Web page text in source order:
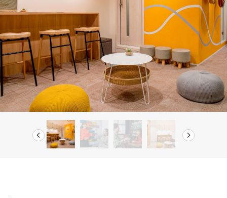
声楽・ミュージカルコース
ボイストレーナー養成コース
動画サイト/SNSアップコース
大人（40代以上）のボーカルコース
趣味で歌を楽しむコース
カラオケ上達コース
池袋校
渋谷校
渋谷宮益坂校
赤羽本校
お問い合わせ
会社概要
プライバシーポリシー
Beeボーカルスクール
Beeギタースクール
Beeピアノスクール
Beeボイススクール